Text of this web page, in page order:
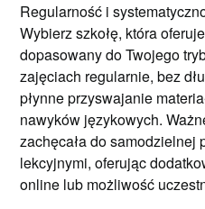
Regularność i
Wybierz szkołę, która
dopasowany do Twojego
zajęciach regularnie, bez
płynne przyswajanie
nawyków językowych.
zachęcała do samodzielnej
lekcyjnymi, oferując
online lub możliwość